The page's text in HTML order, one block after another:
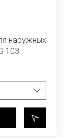
наружных
103